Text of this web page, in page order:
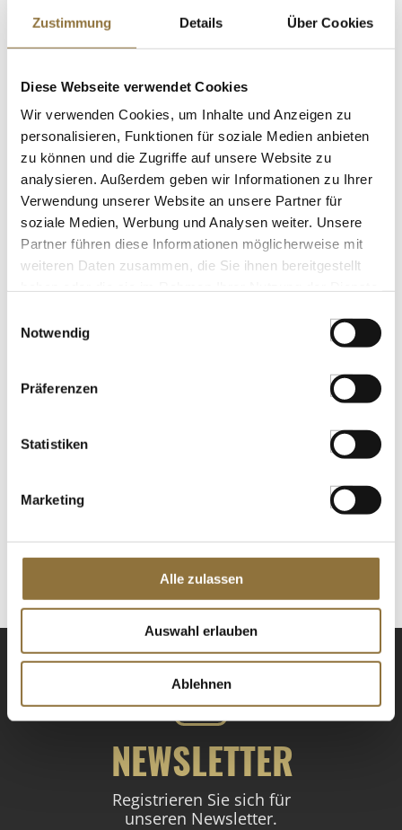
Zustimmung Details Über Cookies
Diese Webseite verwendet Cookies
Wir verwenden Cookies, um Inhalte und Anzeigen zu
personalisieren, Funktionen für soziale Medien anbieten
zu können und die Zugriffe auf unsere Website zu
analysieren. Außerdem geben wir Informationen zu Ihrer
Verwendung unserer Website an unsere Partner für
soziale Medien, Werbung und Analysen weiter. Unsere
Partner führen diese Informationen möglicherweise mit
weiteren Daten zusammen, die Sie ihnen bereitgestellt
Notwendig
Präferenzen
Statistiken
Marketing
Alle zulassen
Auswahl erlauben
Ablehnen
€ 5,39 / kg
St.
LEBENSMITTELKENNZEICHNUNGEN
Butter, küchenfertig, 900 ml
Art.Nr.:41774
€ 17,32
€ 19,24 / Liter
€ 9,77
NEWSLETTER
Registrieren Sie sich für
unseren Newsletter.